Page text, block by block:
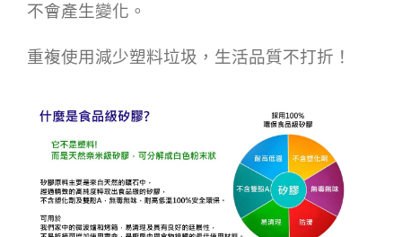
不會產生變化。
重複使用減少塑料垃圾，生活品質不打折！